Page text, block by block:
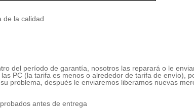
de la calidad
del período de garantía, nosotros las reparará o le
PC (la tarifa es menos o alrededor de tarifa de envío),
problema, después le enviaremos liberamos nuevas
antes de entrega